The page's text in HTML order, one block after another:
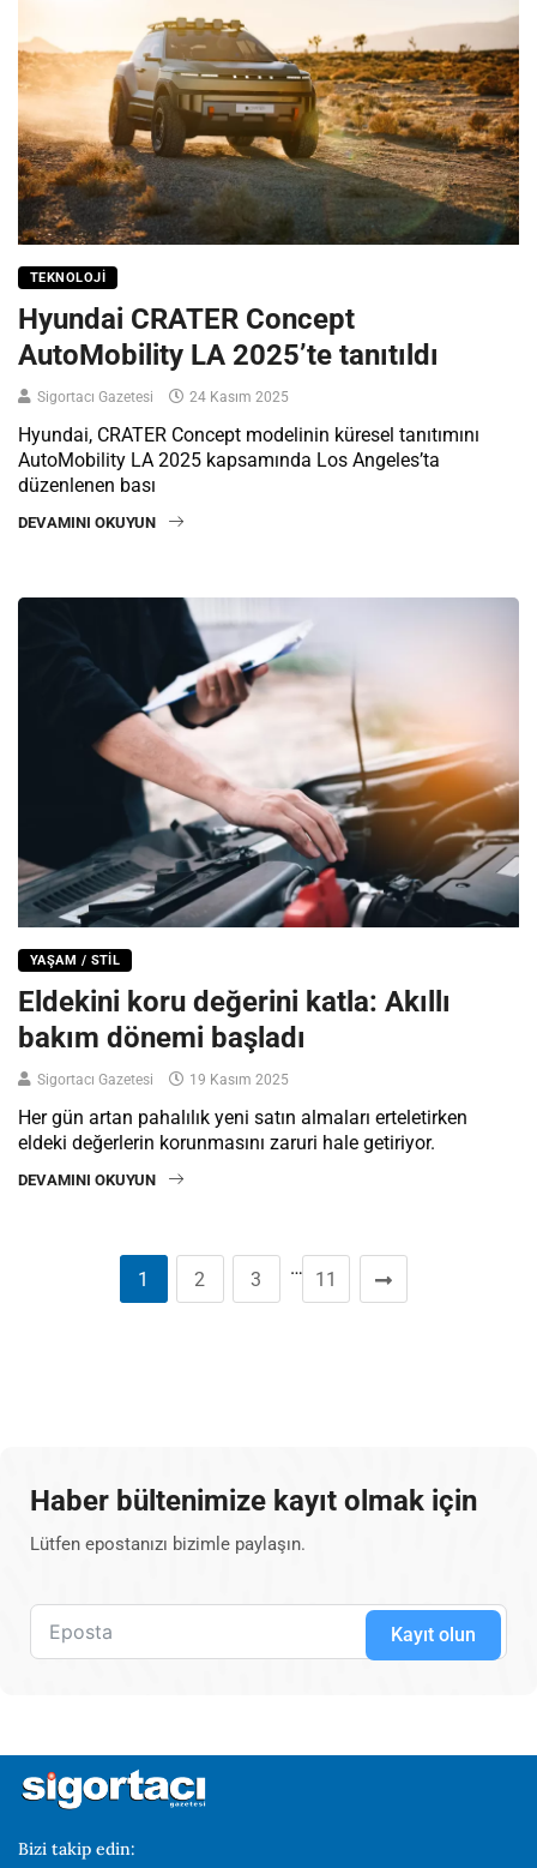
TEKNOLOJI
Hyundai CRATER Concept
AutoMobility LA 2025’te tanıtıldı
Sigortacı Gazetesi 24 Kasım 2025
Hyundai, CRATER Concept modelinin küresel tanıtımını
AutoMobility LA 2025 kapsamında Los Angeles’ta
düzenlenen bası
DEVAMINI OKUYUN
YAŞAM / STIL
Eldekini koru değerini katla: Akıllı
bakım dönemi başladı
Sigortacı Gazetesi 19 Kasım 2025
Her gün artan pahalılık yeni satın almaları erteletirken
eldeki değerlerin korunmasını zaruri hale getiriyor.
DEVAMINI OKUYUN
1 2 3
…
11
Haber bültenimize kayıt olmak için
Lütfen epostanızı bizimle paylaşın.
Kayıt olun
Bizi takip edin: